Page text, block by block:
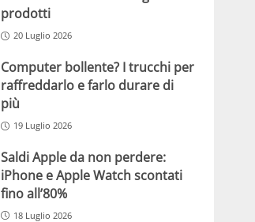
prodotti
20 Luglio 2026
Computer bollente? I trucchi per
raffreddarlo e farlo durare di
più
19 Luglio 2026
Saldi Apple da non perdere:
iPhone e Apple Watch scontati
fino all’80%
18 Luglio 2026